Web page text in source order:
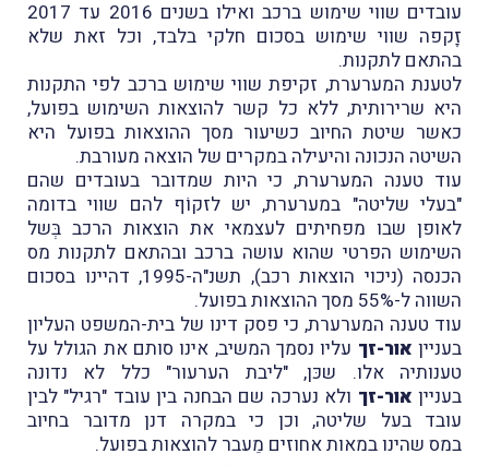
עובדים שווי שימוש ברכב ואילו בשנים 2016 עד 2017
זָקפה שווי שימוש בסכום חלקי בלבד, וכל זאת שלא
בהתאם לתקנות.
לטענת המערערת, זקיפת שווי שימוש ברכב לפי התקנות
היא שרירותית, ללא כל קשר להוצאות השימוש בפועל,
כאשר שיטת החיוב כשיעור מסך ההוצאות בפועל היא
השיטה הנכונה והיעילה במקרים של הוצאה מעורבת.
עוד טענה המערערת, כי היות שמדובר בעובדים שהם
"בעלי שליטה" במערערת, יש לזקוֹף להם שווי בדומה
לאופן שבו מפחיתים לעצמאי את הוצאות הרכב בְּשל
השימוש הפרטי שהוא עושה ברכב ובהתאם לתקנות מס
הכנסה (ניכוי הוצאות רכב), תשנ"ה-1995, דהיינו בסכום
השווה ל-55% מסך ההוצאות בפועל.
עוד טענה המערערת, כי פסק דינו של בית-המשפט העליון
בעניין אור-זך עליו נסמך המשיב, אינו סותם את הגולל על
טענותיה אלו. שכּן, "ליבת הערעור" כלל לא נדונה
בעניין אור-זך ולא נערכה שם הבחנה בין עובד "רגיל" לבין
עובד בעל שליטה, וכן כי במקרה דנן מדובר בחיוב
במס שהינו במאות אחוזים מֵעבר להוצאות בפועל.